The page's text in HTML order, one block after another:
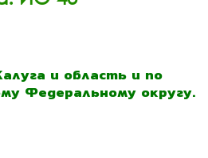
и область и по
Федеральному округу.